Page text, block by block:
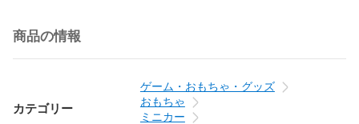
商品の情報
カテゴリー
ゲーム・おもちゃ・グッズ
おもちゃ
ミニカー